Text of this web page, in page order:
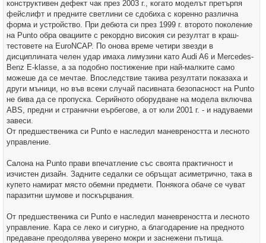
конструктивен дефект чак през 2003 г., когато моделът претърпя
фейслифт и предните светлини се сдобиха с коренно различна
форма и устройство. При дебюта си през 1999 г. второто поколение
на Punto обра овациите с рекордно високия си резултат в краш-
тестовете на EuroNCAP. По онова време четири звезди в
дисциплината челен удар имаха лимузини като Audi A6 и Mercedes-
Benz E-klasse, а за подобно постижение при най-малките само
можеше да се мечтае. Впоследствие такива резултати показаха и
други мъници, но във всеки случай пасивната безопасност на Punto
не бива да се пропуска. Серийното оборудване на модела включва
ABS, предни и странични еърбегове, а от юли 2001 г. - и надуваеми
завеси.
От предшественика си Punto е наследил маневреността и лесното
управление.
Салона на Punto прави впечатление със своята практичност и
изчистен дизайн. Задните седалки се обръщат асиметрично, така в
купето намират място обемни предмети. Понякога обаче се чуват
паразитни шумове и поскърцвания.
От предшественика си Punto е наследил маневреността и лесното
управление. Кара се леко и сигурно, а благодарение на предното
предаване преодолява уверено мокри и заснежени пътища.